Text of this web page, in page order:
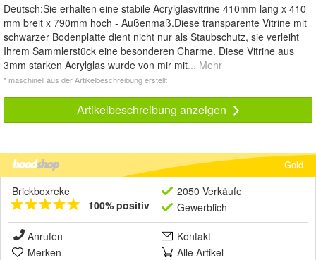
Deutsch:Sie erhalten eine stabile Acrylglasvitrine 410mm lang x 410
mm breit x 790mm hoch - Außenmaß.Diese transparente Vitrine mit
schwarzer Bodenplatte dient nicht nur als Staubschutz, sie verleiht
Ihrem Sammlerstück eine besonderen Charme. Diese Vitrine aus
3mm starken Acrylglas wurde von mir mit... Mehr
* maschinell aus der Artikelbeschreibung erstellt
Artikelbeschreibung anzeigen
Gold
Brickboxreke
100% positiv
2050 Verkäufe
Gewerblich
Anrufen
Kontakt
Merken
Alle Artikel